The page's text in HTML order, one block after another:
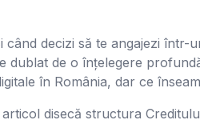
când decizi să te angajezi într-
dublat de o înțelegere
în România, dar ce
disecă structura